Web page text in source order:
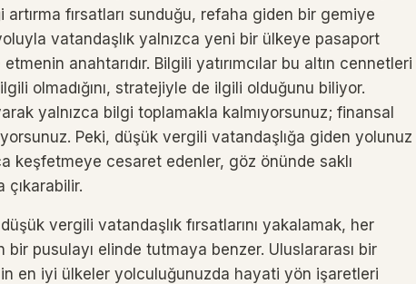
artırma fırsatları sunduğu, refaha giden bir gemiye
vatandaşlık yalnızca yeni bir ülkeye pasaport
anahtarıdır. Bilgili yatırımcılar bu altın cennetleri
olmadığını, stratejiyle de ilgili olduğunu biliyor.
yalnızca bilgi toplamakla kalmıyorsunuz; finansal
Peki, düşük vergili vatandaşlığa giden yolunuz
keşfetmeye cesaret edenler, göz önünde saklı
vergili vatandaşlık fırsatlarını yakalamak, her
pusulayı elinde tutmaya benzer. Uluslararası bir
en iyi ülkeler yolculuğunuzda hayati yön işaretleri